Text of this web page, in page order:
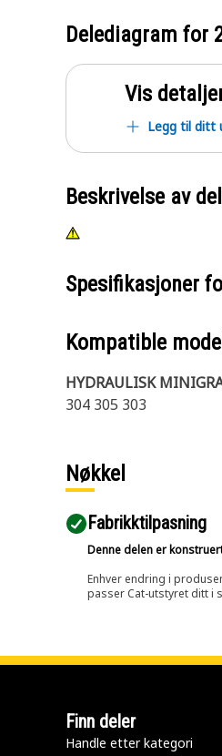
Delediagram for
Vis
Legg til ditt
Beskrivelse av
Spesifikasjoner
Kompatible
HYDRAULISK
304 305 303
Nøkkel
Fabrikktilpasning
Denne delen er
Enhver endring i
passer Cat-utstyret ditt i
Finn deler
Handle etter kategori